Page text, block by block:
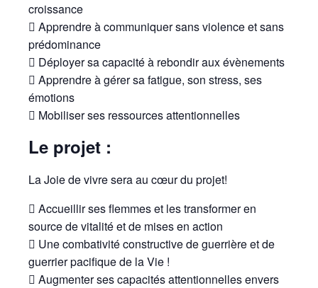
croissance
 Apprendre à communiquer sans violence et sans
prédominance
 Déployer sa capacité à rebondir aux évènements
 Apprendre à gérer sa fatigue, son stress, ses
émotions
 Mobiliser ses ressources attentionnelles
Le projet :
La Joie de vivre sera au cœur du projet!
 Accueillir ses flemmes et les transformer en
source de vitalité et de mises en action
 Une combativité constructive de guerrière et de
guerrier pacifique de la Vie !
 Augmenter ses capacités attentionnelles envers